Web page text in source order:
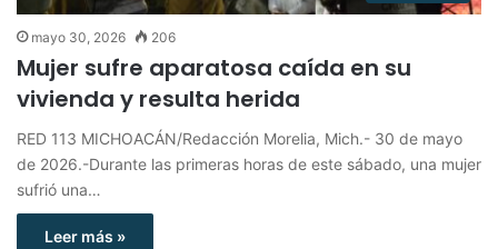
mayo 30, 2026 206
Mujer sufre aparatosa caída en su
vivienda y resulta herida
RED 113 MICHOACÁN/Redacción Morelia, Mich.- 30 de mayo
de 2026.-Durante las primeras horas de este sábado, una mujer
sufrió una…
Leer más »